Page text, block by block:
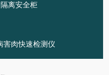
离安全柜
害肉快速检测仪